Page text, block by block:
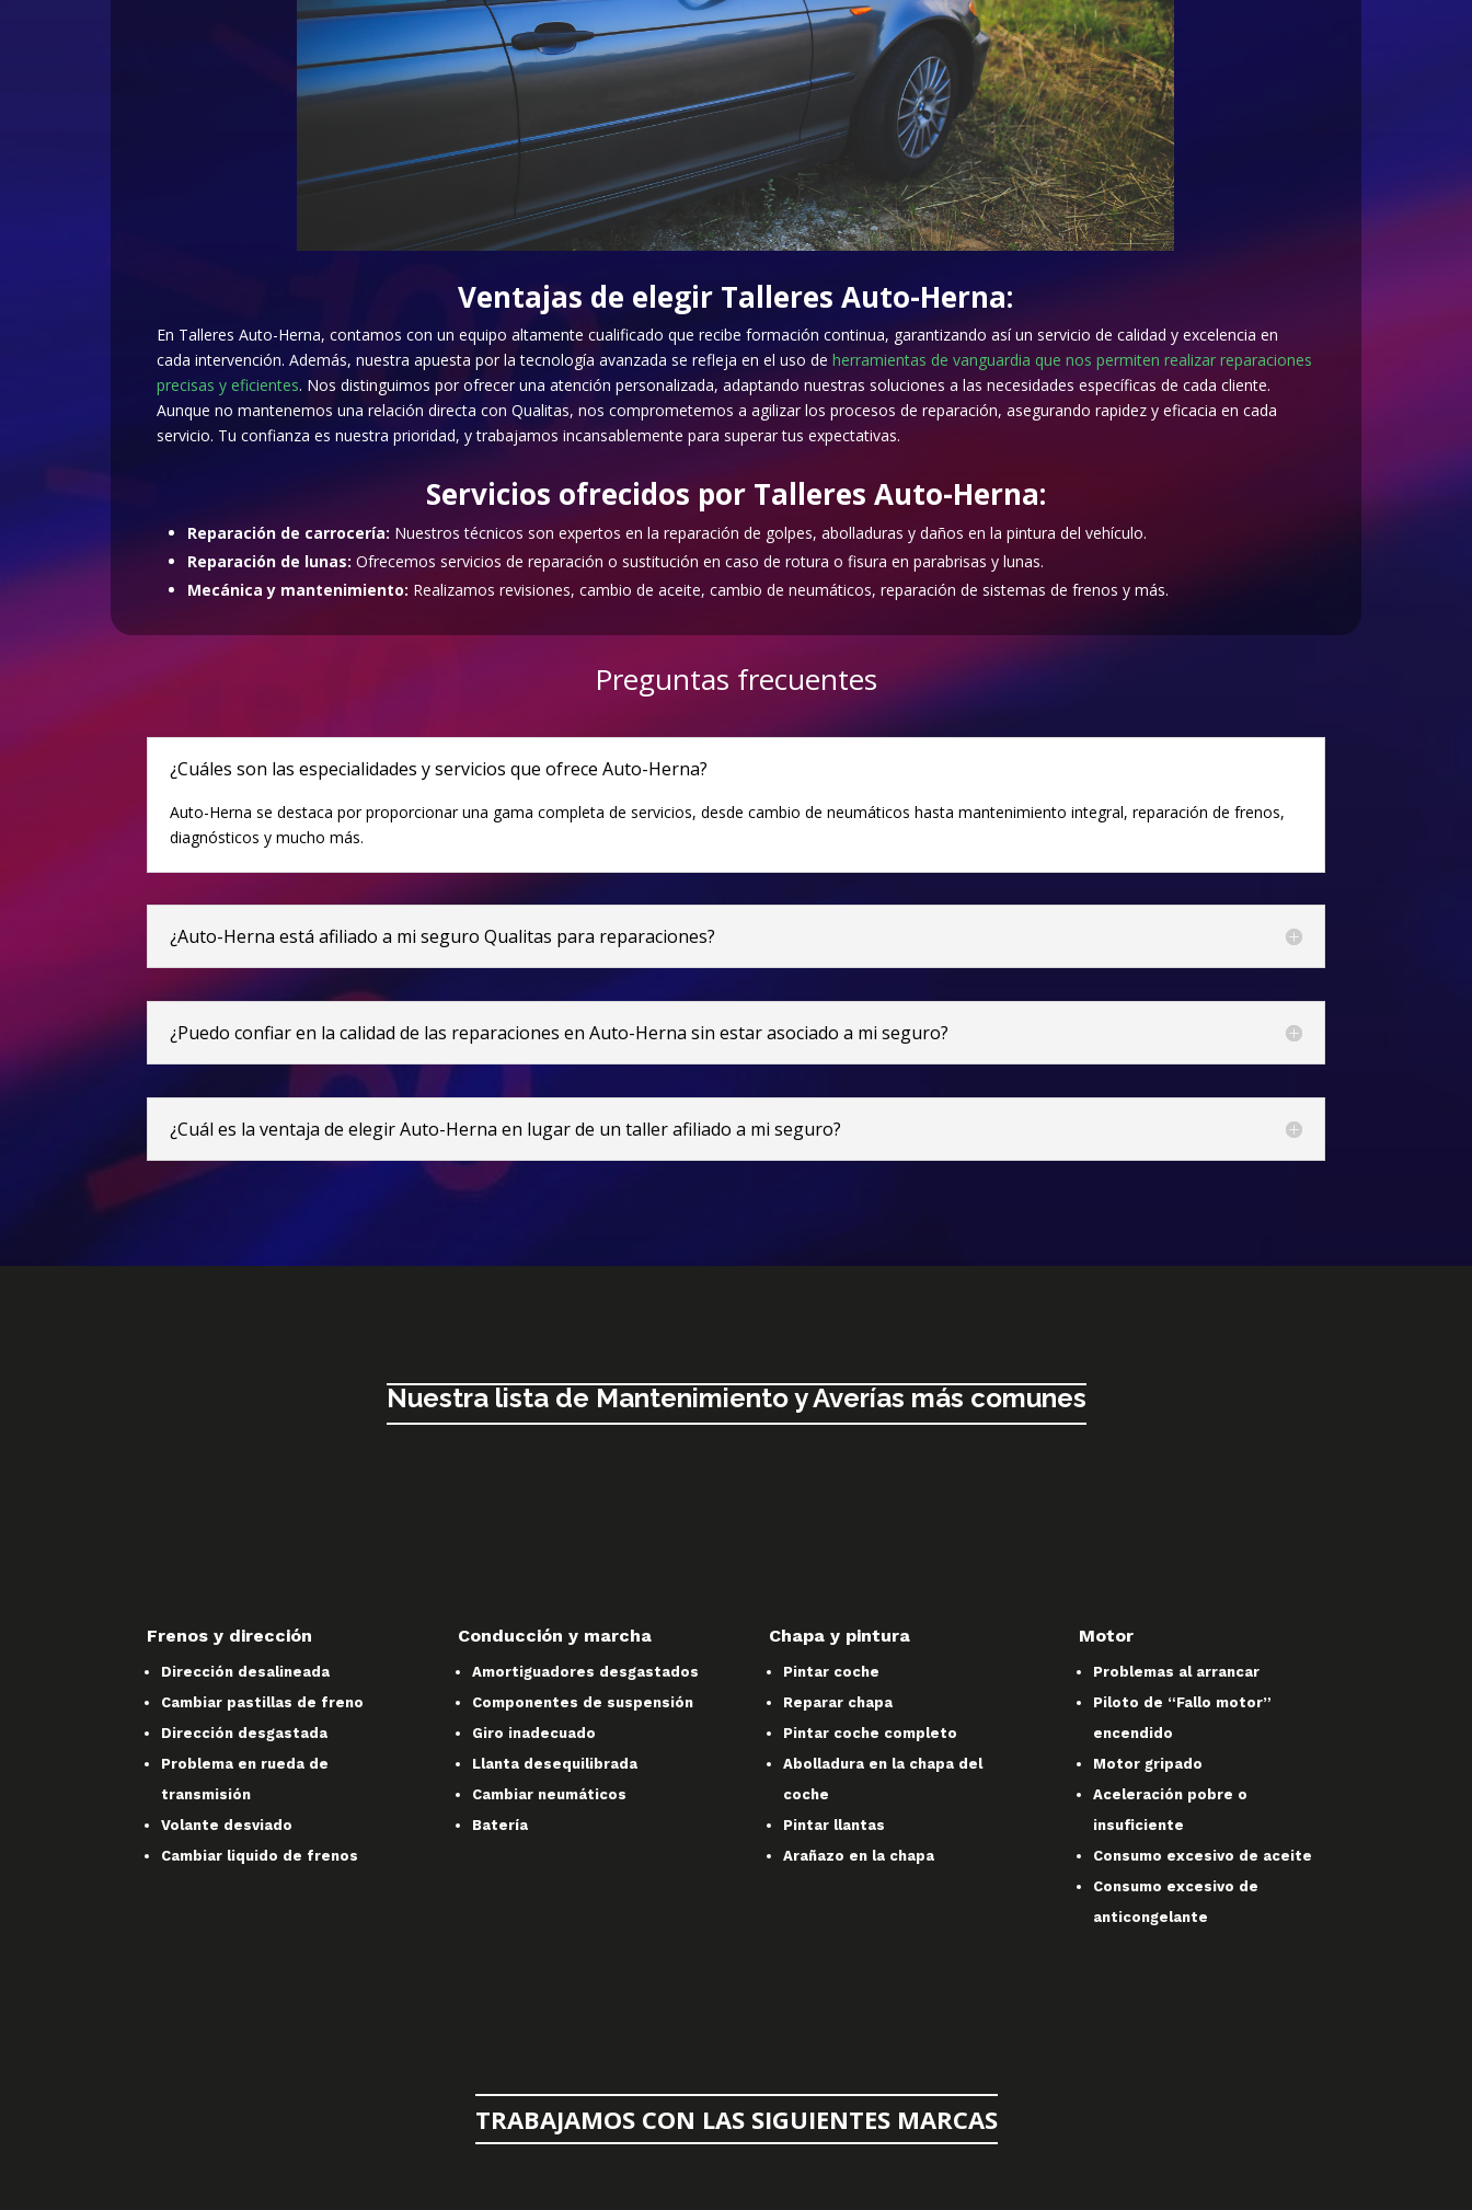
Ventajas de elegir Talleres Auto-Herna:
En Talleres Auto-Herna, contamos con un equipo altamente cualificado que recibe formación continua, garantizando así un servicio de calidad y excelencia en
cada intervención. Además, nuestra apuesta por la tecnología avanzada se refleja en el uso de herramientas de vanguardia que nos permiten realizar reparaciones
precisas y eficientes. Nos distinguimos por ofrecer una atención personalizada, adaptando nuestras soluciones a las necesidades específicas de cada cliente.
Aunque no mantenemos una relación directa con Qualitas, nos comprometemos a agilizar los procesos de reparación, asegurando rapidez y eficacia en cada
servicio. Tu confianza es nuestra prioridad, y trabajamos incansablemente para superar tus expectativas.
Servicios ofrecidos por Talleres Auto-Herna:
Reparación de carrocería: Nuestros técnicos son expertos en la reparación de golpes, abolladuras y daños en la pintura del vehículo.
Reparación de lunas: Ofrecemos servicios de reparación o sustitución en caso de rotura o fisura en parabrisas y lunas.
Mecánica y mantenimiento: Realizamos revisiones, cambio de aceite, cambio de neumáticos, reparación de sistemas de frenos y más.
Preguntas frecuentes
¿Cuáles son las especialidades y servicios que ofrece Auto-Herna?
Auto-Herna se destaca por proporcionar una gama completa de servicios, desde cambio de neumáticos hasta mantenimiento integral, reparación de frenos,
diagnósticos y mucho más.
¿Auto-Herna está afiliado a mi seguro Qualitas para reparaciones?
¿Puedo confiar en la calidad de las reparaciones en Auto-Herna sin estar asociado a mi seguro?
¿Cuál es la ventaja de elegir Auto-Herna en lugar de un taller afiliado a mi seguro?
Nuestra lista de Mantenimiento y Averías más comunes
Frenos y dirección
Dirección desalineada
Cambiar pastillas de freno
Dirección desgastada
Problema en rueda de
transmisión
Volante desviado
Cambiar liquido de frenos
Conducción y marcha
Amortiguadores desgastados
Componentes de suspensión
Giro inadecuado
Llanta desequilibrada
Cambiar neumáticos
Batería
Chapa y pintura
Pintar coche
Reparar chapa
Pintar coche completo
Abolladura en la chapa del
coche
Pintar llantas
Arañazo en la chapa
Motor
Problemas al arrancar
Piloto de “Fallo motor”
encendido
Motor gripado
Aceleración pobre o
insuficiente
Consumo excesivo de aceite
Consumo excesivo de
anticongelante
TRABAJAMOS CON LAS SIGUIENTES MARCAS